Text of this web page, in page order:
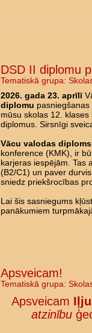
DSD II diplomu
Tematiskā grupa:
2026. gada 23. aprīlī
diplomu
mūsu skolas 12.
diplomus. Sirsnīgi
Vācu valodas
konference (KMK), ir
karjeras iespējām. Tas
(B2/C1) un paver
sniedz priekšrocības
Lai šis sasniegums
panākumiem
Apsveicam!
Tematiskā grupa:
Apsveicam
atzinību